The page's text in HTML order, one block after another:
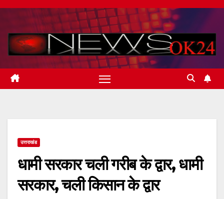
Skip
content
उत्तराखंड
धामी सरकार चली गरीब के द्वार, धामी
सरकार, चली किसान के द्वार